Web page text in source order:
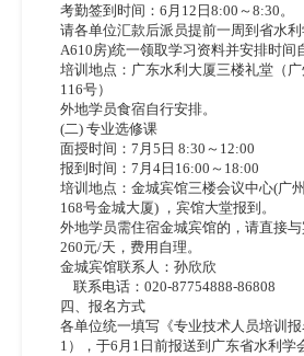
考勤签到时间：6月12日8:00～8:30。
请各单位汇款后派员提前一周到省水
A610房)统一领取学习资料并安排时间
培训地点：广东水利大厦三楼礼堂（
116号）
外地学员食宿自行安排。
(二) 专业选修课
面授时间：7月5日 8:30～12:00
报到时间：7月4日16:00～18:00
培训地点：金城宾馆三楼会议中心(广
168号金城大厦) ，宾馆大堂报到。
外地学员需住宿金城宾馆的，请直接与
260元/天，费用自理。
金城宾馆联系人：孙欣欣
联系电话：020-87754888-86808
四、报名方式
各单位统一填写《专业技术人员培训
1），于6月1日前报送到广东省水利学